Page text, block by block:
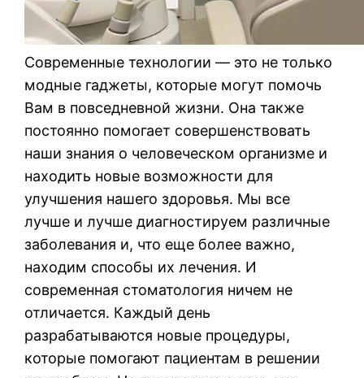
Современные технологии — это не только
модные гаджеты, которые могут помочь
Вам в повседневной жизни. Она также
постоянно помогает совершенствовать
наши знания о человеческом организме и
находить новые возможности для
улучшения нашего здоровья. Мы все
лучше и лучше диагностируем различные
заболевания и, что еще более важно,
находим способы их лечения. И
современная стоматология ничем не
отличается. Каждый день
разрабатываются новые процедуры,
которые помогают пациентам в решении